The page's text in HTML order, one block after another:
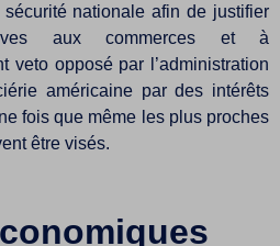
nationale afin de justifier
aux commerces et à
veto opposé par l’administration
américaine par des intérêts
fois que même les plus proches
être visés.